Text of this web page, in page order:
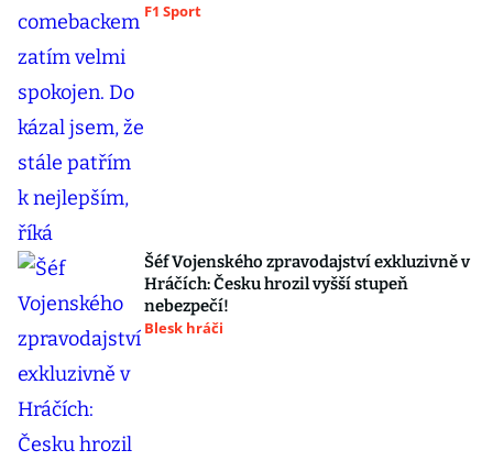
F1 Sport
Šéf Vojenského zpravodajství exkluzivně v
Hráčích: Česku hrozil vyšší stupeň
nebezpečí!
Blesk hráči